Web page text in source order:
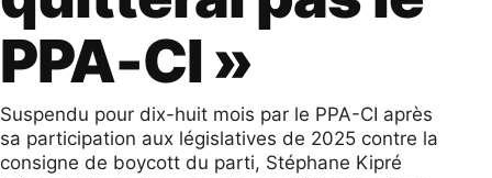
PPA-CI »
Suspendu pour dix-huit mois par le PPA-CI après
sa participation aux législatives de 2025 contre la
consigne de boycott du parti, Stéphane Kipré